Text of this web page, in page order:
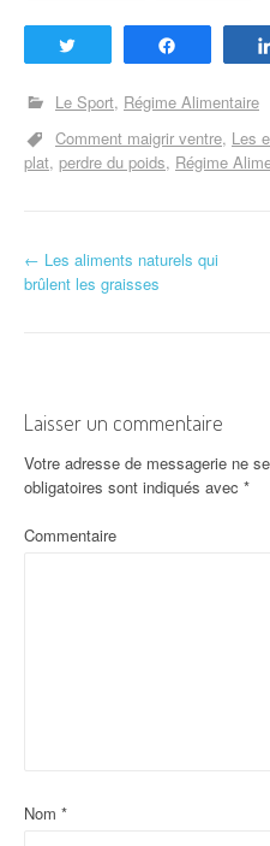
Le Sport Régime Alimentaire
Comment maigrir ventre Les
plat perdre du poids Régime
Navigation d'article
← Les aliments naturels qui
brûlent les graisses
Laisser un commentaire
Votre adresse de messagerie ne
obligatoires sont indiqués avec *
Commentaire
Nom *